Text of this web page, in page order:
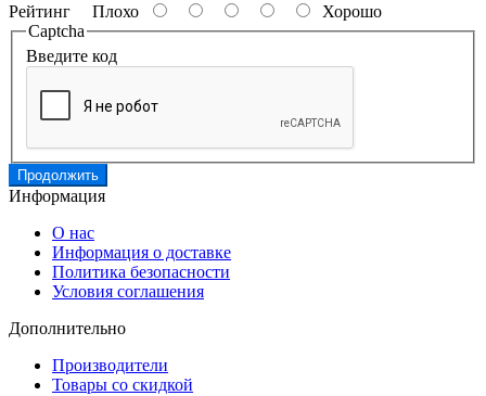
Рейтинг Плохо
Хорошо
Captcha
Введите код
Продолжить
Информация
О нас
Информация о доставке
Политика безопасности
Условия соглашения
Дополнительно
Производители
Товары со скидкой